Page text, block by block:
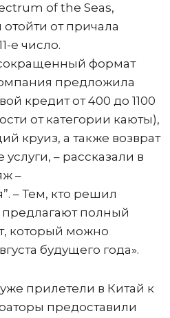
of the Seas,
от причала
е число.
формат
предложила
кредит от 400 до 1100
от категории каюты),
круиз, а также возврат
– рассказали в
–
– Тем, кто решил
предлагают полный
который можно
будущего года».
прилетели в Китай к
предоставили